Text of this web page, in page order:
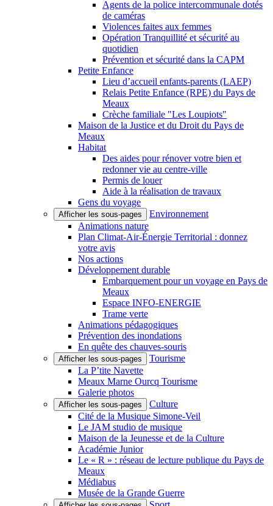
Agents de la police intercommunale dotés
de caméras
Violences faites aux femmes
Opération Tranquillité et sécurité au
quotidien
Prévention et sécurité dans la CAPM
Petite Enfance
Lieu d’accueil enfants-parents (LAEP)
Relais Petite Enfance (RPE) du Pays de
Meaux
Crèche familiale "Les Loupiots"
Maison de la Justice et du Droit du Pays de
Meaux
Habitat
Des aides pour rénover votre bien et
redonner vie au centre-ville
Permis de louer
Aide à la réalisation de travaux
Gens du voyage
Afficher les sous-pages
Environnement
Animations nature
Plan Climat-Air-Énergie Territorial : donnez
votre avis
Nos actions
Développement durable
Embarquement pour un voyage en Pays de
Meaux
Espace INFO-ENERGIE
Trame verte
Animations pédagogiques
Prévention des inondations
En quête des chauves-souris
Afficher les sous-pages
Tourisme
La P’tite Navette
Meaux Marne Ourcq Tourisme
Galerie photos
Afficher les sous-pages
Culture
Cité de la Musique Simone-Veil
Le JAM studio de musique
Maison de la Jeunesse et de la Culture
Académie Junior
Le « R » : réseau de lecture publique du Pays de
Meaux
Médiabus
Musée de la Grande Guerre